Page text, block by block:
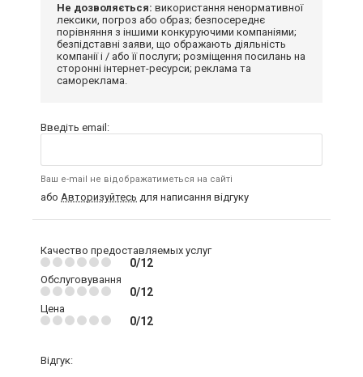
Не дозволяється: використання ненормативної
лексики, погроз або образ; безпосереднє
порівняння з іншими конкуруючими компаніями;
безпідставні заяви, що ображають діяльність
компанії і / або її послуги; розміщення посилань на
сторонні інтернет-ресурси; реклама та
самореклама.
Введіть email:
Ваш e-mail не відображатиметься на сайті
або Авторизуйтесь для написання відгуку
Качество предоставляемых услуг
0/12
Обслуговування
0/12
Цена
0/12
Відгук: